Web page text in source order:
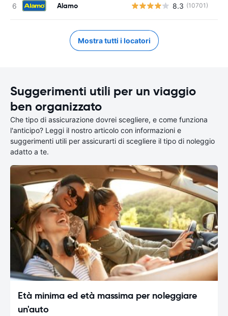
Alamo 8.3 (10701)
Mostra tutti i locatori
Suggerimenti utili per un viaggio
ben organizzato
Che tipo di assicurazione dovrei scegliere, e come funziona
l'anticipo? Leggi il nostro articolo con informazioni e
suggerimenti utili per assicurarti di scegliere il tipo di noleggio
adatto a te.
Età minima ed età massima per noleggiare
un'auto